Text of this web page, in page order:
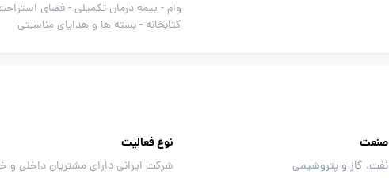
وام - بیمه درمان تکمیلی - فضای
کتابخانه - بسته ها و هدایای مناسبتی
صنعت
نفت، گاز و پتروشیمی
نوع فعالیت
شرکت ایرانی دارای مشتریان داخلی و